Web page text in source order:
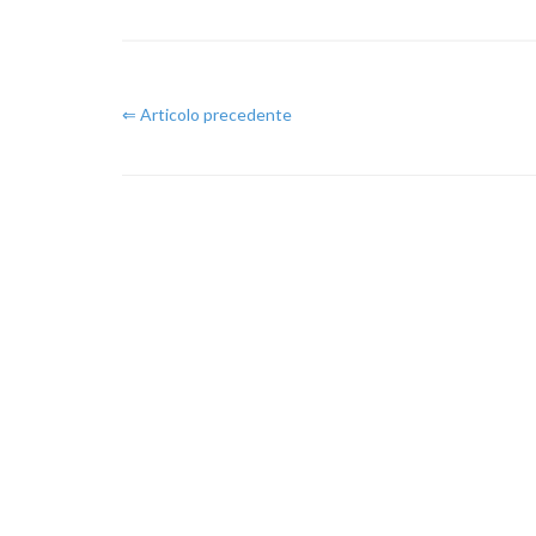
⇐ Articolo precedente